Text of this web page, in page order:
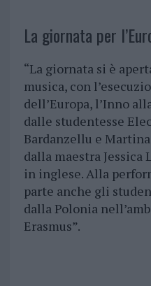
La giornata per
“La giornata si è
musica, con
dell’Europa, l’Inno
dalle studentesse
Bardanzellu e
dalla maestra Jessica
in inglese. Alla
parte anche gli
dalla Polonia
Erasmus”.